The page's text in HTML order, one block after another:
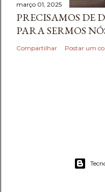
março 01, 2025
PRECISAMOS DE
PARA SERMOS
Compartilhar Postar um